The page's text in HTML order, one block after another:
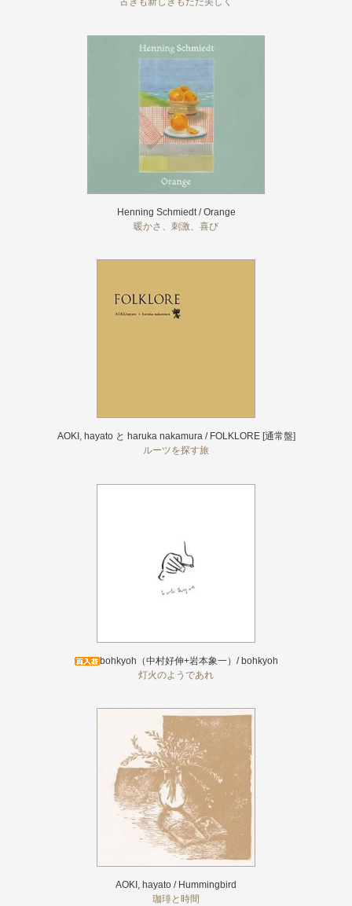
Henning Schmiedt / Orange
暖かさ、刺激、喜び
AOKI, hayato と haruka nakamura / FOLKLORE [通常盤]
ルーツを探す旅
bohkyoh（中村好伸+岩本象一）/ bohkyoh
灯火のようであれ
AOKI, hayato / Hummingbird
珈琲と時間